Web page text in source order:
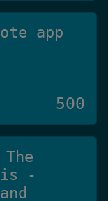
app
500
The
-